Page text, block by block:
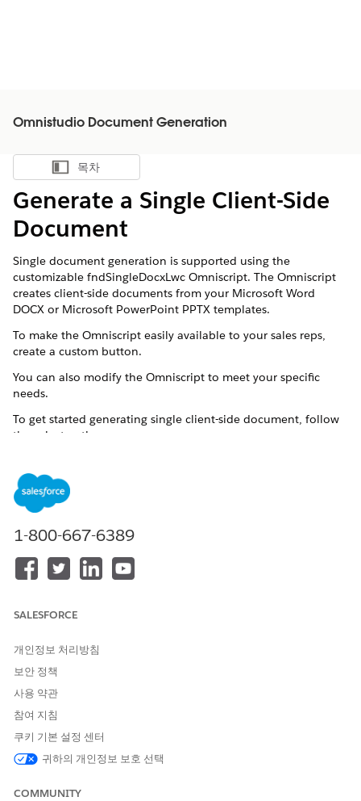
Omnistudio Document Generation
목차 표시
목차
Generate a Single Client-Side
Document
Single document generation is supported using the
customizable fndSingleDocxLwc Omniscript. The Omniscript
creates client-side documents from your Microsoft Word
DOCX or Microsoft PowerPoint PPTX templates.
To make the Omniscript easily available to your sales reps,
create a custom button.
You can also modify the Omniscript to meet your specific
needs.
To get started generating single client-side document, follow
these instructions:
You can customize the fndSingleDocxLwc Omniscript
according to your requirements. In this example,
customize the Omniscript to set a default template and
hide the pick a template window during the document
generation process.
Step Properties for the fndSingleDocxLwc Omniscript
that determine the action the step performs. If you want
either create a new version or clone a copy of this
Omniscript.
이 기사를 통해 문제를 해결했습니까?
1-800-667-6389
SALESFORCE
개인정보 처리방침
보안 정책
사용 약관
참여 지침
쿠키 기본 설정 센터
귀하의 개인정보 보호 선택
COMMUNITY